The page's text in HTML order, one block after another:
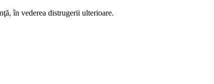
în vederea distrugerii ulterioare.